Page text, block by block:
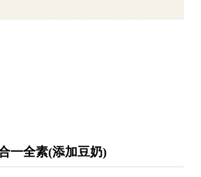
一全素(添加豆奶)